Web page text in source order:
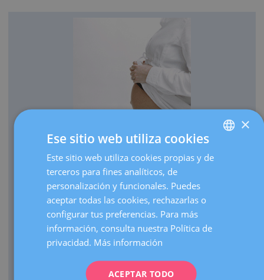
Cada año traemos al mundo más de 3.000 bebés.
Realizamos más de 30.000 ecografías de embarazo al
Como centro de referencia, hacemos más de 3.000
visitas de embarazos de alto riesgo al año.
Contamos con una UCI Neonatal de nivel III que atiende
SPANISH
×
Ese sitio web utiliza cookies
Este sitio web utiliza cookies propias y de
terceros para fines analíticos, de
personalización y funcionales. Puedes
aceptar todas las cookies, rechazarlas o
configurar tus preferencias. Para más
información, consulta nuestra Política de
privacidad. Más información
ACEPTAR TODO